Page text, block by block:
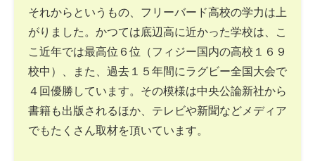
それからというもの、フリーバード高校の学力は上
がりました。かつては底辺高に近かった学校は、こ
こ近年では最高位６位（フィジー国内の高校１６９
校中）、また、過去１５年間にラグビー全国大会で
４回優勝しています。その模様は中央公論新社から
書籍も出版されるほか、テレビや新聞などメディア
でもたくさん取材を頂いています。